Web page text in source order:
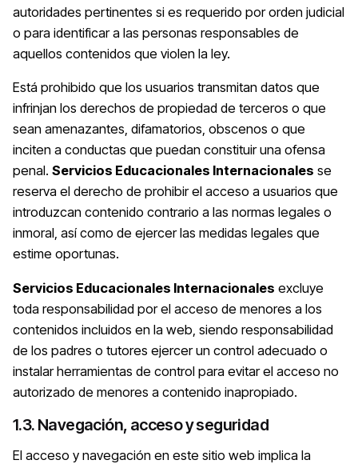
autoridades pertinentes si es requerido por orden judicial
o para identificar a las personas responsables de
aquellos contenidos que violen la ley.
Está prohibido que los usuarios transmitan datos que
infrinjan los derechos de propiedad de terceros o que
sean amenazantes, difamatorios, obscenos o que
inciten a conductas que puedan constituir una ofensa
penal. Servicios Educacionales Internacionales se
reserva el derecho de prohibir el acceso a usuarios que
introduzcan contenido contrario a las normas legales o
inmoral, así como de ejercer las medidas legales que
estime oportunas.
Servicios Educacionales Internacionales excluye
toda responsabilidad por el acceso de menores a los
contenidos incluidos en la web, siendo responsabilidad
de los padres o tutores ejercer un control adecuado o
instalar herramientas de control para evitar el acceso no
autorizado de menores a contenido inapropiado.
1.3. Navegación, acceso y seguridad
El acceso y navegación en este sitio web implica la